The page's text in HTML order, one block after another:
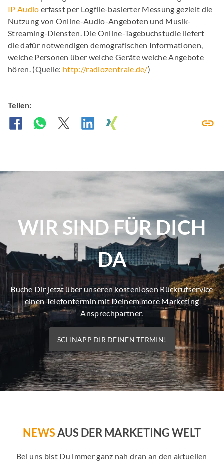
IP Audio erfasst per Logfile-basierter Messung gezielt die
Nutzung von Online-Audio-Angeboten und Musik-
Streaming-Diensten. Die Online-Tagebuchstudie liefert
die dafür notwendigen demografischen Informationen,
welche Personen über welche Geräte welche Angebote
hören. (Quelle: http://radiozentrale.de/)
Teilen:
WIR SIND FÜR DICH
DA
Buche Dir jetzt über unseren kostenlosen Rückrufservice
einen Telefontermin mit Deinem more Marketing
Ansprechpartner.
SCHNAPP DIR DEINEN TERMIN!
NEWSAUS DER MARKETING WELT
Bei uns bist Du immer ganz nah dran an den aktuellen